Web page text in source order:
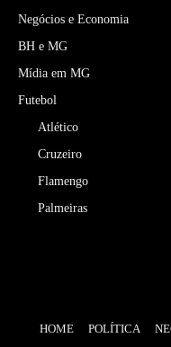
Negócios e Economia
BH e MG
Mídia em MG
Futebol
Atlético
Cruzeiro
Flamengo
Palmeiras
HOME POLÍTICA